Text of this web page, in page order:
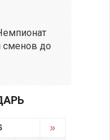
сменов до
»